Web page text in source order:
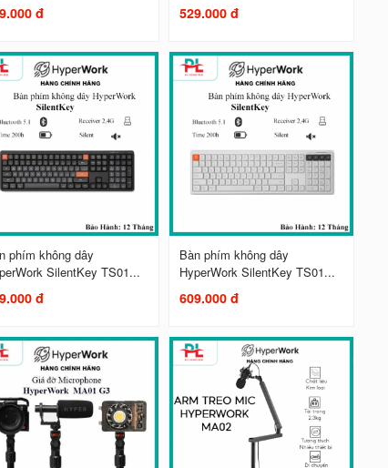
đ 529.000 đ
phím không dây
SilentKey TS01...
đ
Bàn phím không dây
HyperWork SilentKey TS01...
609.000 đ